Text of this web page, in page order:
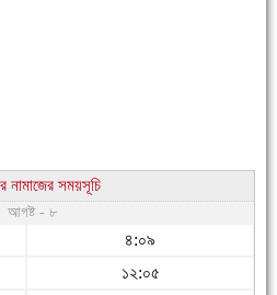
সময়সূচি
আগষ্ট - ৮
৪:০৯
১২:০৫